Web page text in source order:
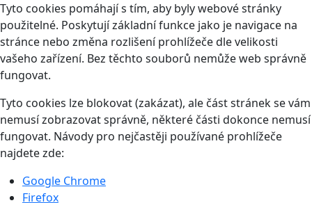
Tyto cookies pomáhají s tím, aby byly webové stránky
použitelné. Poskytují základní funkce jako je navigace na
stránce nebo změna rozlišení prohlížeče dle velikosti
vašeho zařízení. Bez těchto souborů nemůže web správně
fungovat.
Tyto cookies lze blokovat (zakázat), ale část stránek se vám
nemusí zobrazovat správně, některé části dokonce nemusí
fungovat. Návody pro nejčastěji používané prohlížeče
najdete zde:
Google Chrome
Firefox